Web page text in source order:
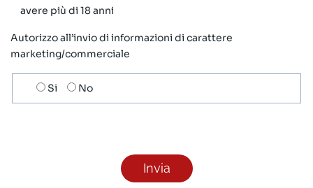
avere più di 18 anni
Autorizzo all’invio di informazioni di carattere
marketing/commerciale
Scelta
invio
Si No